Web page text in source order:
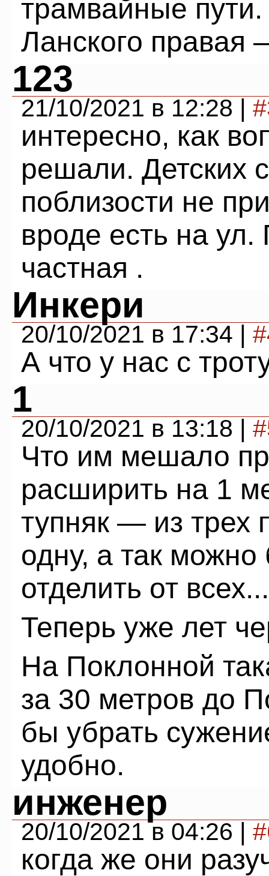
трамвайные
Ланского правая
123
21/10/2021 в 12:28 |
интересно, как
решали. Детских
поблизости не
вроде есть на
частная .
Инкери
20/10/2021 в 17:34 |
А что у нас с
1
20/10/2021 в 13:18 |
Что им мешало
расширить на 1
тупняк — из трех
одну, а так
отделить от всех...
Теперь уже лет
На Поклонной
за 30 метров до
бы убрать
удобно.
инженер
20/10/2021 в 04:26 |
когда же они